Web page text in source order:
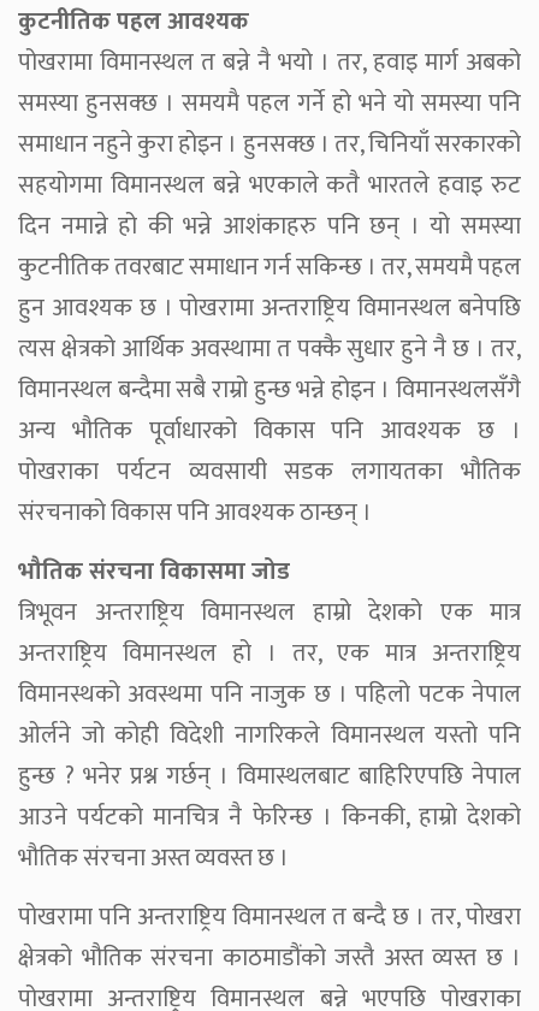
कुटनीतिक पहल आवश्यक
पोखरामा विमानस्थल त बन्ने नै भयो । तर, हवाइ मार्ग अबको
समस्या हुनसक्छ । समयमै पहल गर्ने हो भने यो समस्या पनि
समाधान नहुने कुरा होइन । हुनसक्छ । तर, चिनियाँ सरकारको
सहयोगमा विमानस्थल बन्ने भएकाले कतै भारतले हवाइ रुट
दिन नमान्ने हो की भन्ने आशंकाहरु पनि छन् । यो समस्या
कुटनीतिक तवरबाट समाधान गर्न सकिन्छ । तर, समयमै पहल
हुन आवश्यक छ । पोखरामा अन्तराष्ट्रिय विमानस्थल बनेपछि
त्यस क्षेत्रको आर्थिक अवस्थामा त पक्कै सुधार हुने नै छ । तर,
विमानस्थल बन्दैमा सबै राम्रो हुन्छ भन्ने होइन । विमानस्थलसँगै
अन्य भौतिक पूर्वाधारको विकास पनि आवश्यक छ ।
पोखराका पर्यटन व्यवसायी सडक लगायतका भौतिक
संरचनाको विकास पनि आवश्यक ठान्छन् ।
भौतिक संरचना विकासमा जोड
त्रिभूवन अन्तराष्ट्रिय विमानस्थल हाम्रो देशको एक मात्र
अन्तराष्ट्रिय विमानस्थल हो । तर, एक मात्र अन्तराष्ट्रिय
विमानस्थको अवस्थमा पनि नाजुक छ । पहिलो पटक नेपाल
ओर्लने जो कोही विदेशी नागरिकले विमानस्थल यस्तो पनि
हुन्छ ? भनेर प्रश्न गर्छन् । विमास्थलबाट बाहिरिएपछि नेपाल
आउने पर्यटको मानचित्र नै फेरिन्छ । किनकी, हाम्रो देशको
भौतिक संरचना अस्त व्यवस्त छ ।
पोखरामा पनि अन्तराष्ट्रिय विमानस्थल त बन्दै छ । तर, पोखरा
क्षेत्रको भौतिक संरचना काठमाडौंको जस्तै अस्त व्यस्त छ ।
पोखरामा अन्तराष्ट्रिय विमानस्थल बन्ने भएपछि पोखराका